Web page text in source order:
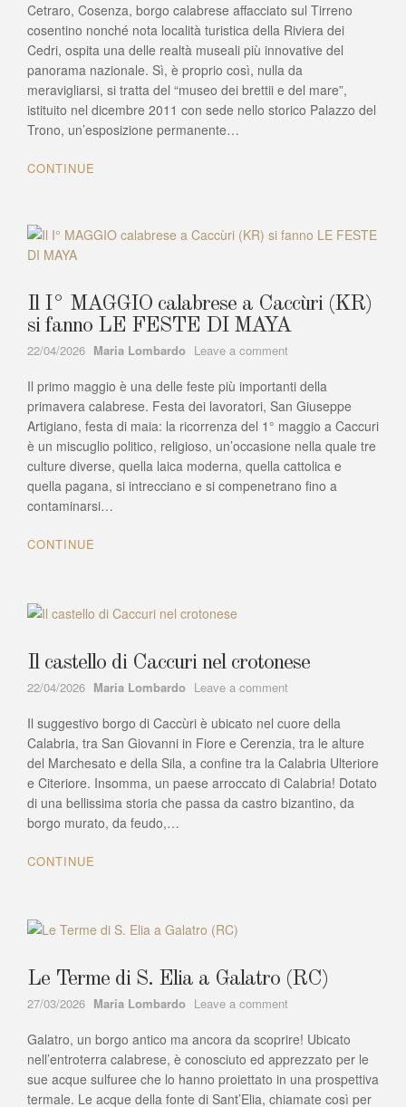
CALABRESE
DI
CETRARO
(CS)
IL
MUSEO
PIÙ
BRETTII
MARE
Cetraro, Cosenza, borgo calabrese affacciato sul Tirreno
cosentino nonché nota località turistica della Riviera dei
Cedri, ospita una delle realtà museali più innovative del
panorama nazionale. Sì, è proprio così, nulla da
meravigliarsi, si tratta del “museo dei brettii e del mare”,
istituito nel dicembre 2011 con sede nello storico Palazzo del
Trono, un’esposizione permanente…
CONTINUE
Il I° MAGGIO calabrese a Caccùri (KR)
si fanno LE FESTE DI MAYA
22/04/2026 Author
Maria Lombardo Leave a comment
I°
MAGGIO
calabrese
a
Caccùri
(KR)
si
Il primo maggio è una delle feste più importanti della
primavera calabrese. Festa dei lavoratori, San Giuseppe
Artigiano, festa di maia: la ricorrenza del 1° maggio a Caccuri
è un miscuglio politico, religioso, un’occasione nella quale tre
culture diverse, quella laica moderna, quella cattolica e
quella pagana, si intrecciano e si compenetrano fino a
contaminarsi…
CONTINUE
Il castello di Caccuri nel crotonese
22/04/2026 Author
Maria Lombardo Leave a comment
castello
di
Caccuri
nel
Il suggestivo borgo di Caccùri è ubicato nel cuore della
Calabria, tra San Giovanni in Fiore e Cerenzia, tra le alture
del Marchesato e della Sila, a confine tra la Calabria Ulteriore
e Citeriore. Insomma, un paese arroccato di Calabria! Dotato
di una bellissima storia che passa da castro bizantino, da
borgo murato, da feudo,…
CONTINUE
Le Terme di S. Elia a Galatro (RC)
27/03/2026 Author
Maria Lombardo Leave a comment
Terme
di
S.
Elia
Galatro, un borgo antico ma ancora da scoprire! Ubicato
nell’entroterra calabrese, è conosciuto ed apprezzato per le
sue acque sulfuree che lo hanno proiettato in una prospettiva
termale. Le acque della fonte di Sant’Elia, chiamate così per